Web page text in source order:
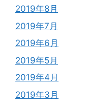
2019年8月
2019年7月
2019年6月
2019年5月
2019年4月
2019年3月